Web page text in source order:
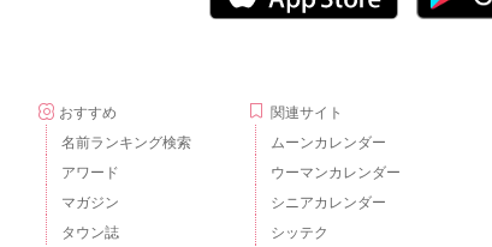
おすすめ
名前ランキング検索
アワード
マガジン
タウン誌
関連サイト
ムーンカレンダー
ウーマンカレンダー
シニアカレンダー
シッテク